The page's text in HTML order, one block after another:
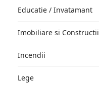
Educatie / Invatamant
Imobiliare si Constructii
Incendii
Lege